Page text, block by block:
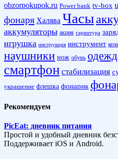
obzorpokupok.ru Power bank tv-box
фонаря Халява Часы
аккумуляторы акция гарнитура
игрушка инструкция инструмент
наушники нож обувь
смартфон стабилизация
украшение флешка фонарик
Рекомендуем
PicEat: дневник питания
Простой и удобный дневник
Поддерживает iOS и Android.